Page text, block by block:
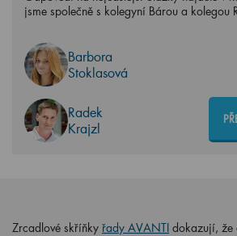
jsme společně s kolegyní Bárou a kolegou
Barbora
Stoklasová
Radek
Krajzl
Zrcadlové skříňky řady AVANTI dokazují, že